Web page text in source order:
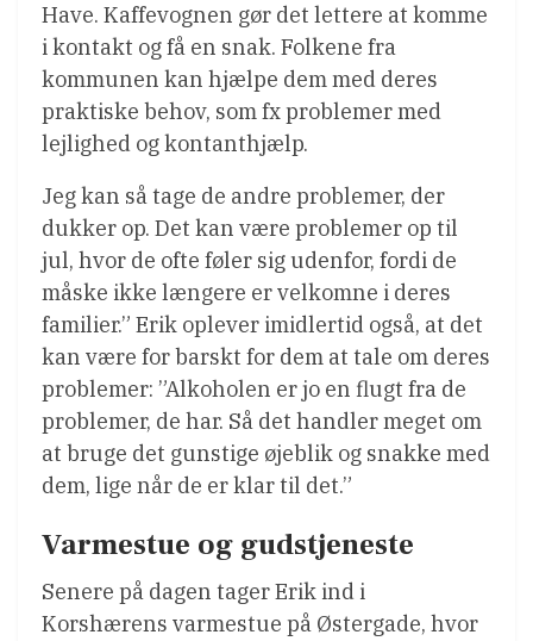
Have. Kaffevognen gør det lettere at komme
i kontakt og få en snak. Folkene fra
kommunen kan hjælpe dem med deres
praktiske behov, som fx problemer med
lejlighed og kontanthjælp.
Jeg kan så tage de andre problemer, der
dukker op. Det kan være problemer op til
jul, hvor de ofte føler sig udenfor, fordi de
måske ikke længere er velkomne i deres
familier.” Erik oplever imidlertid også, at det
kan være for barskt for dem at tale om deres
problemer: ”Alkoholen er jo en flugt fra de
problemer, de har. Så det handler meget om
at bruge det gunstige øjeblik og snakke med
dem, lige når de er klar til det.”
Varmestue og gudstjeneste
Senere på dagen tager Erik ind i
Korshærens varmestue på Østergade, hvor